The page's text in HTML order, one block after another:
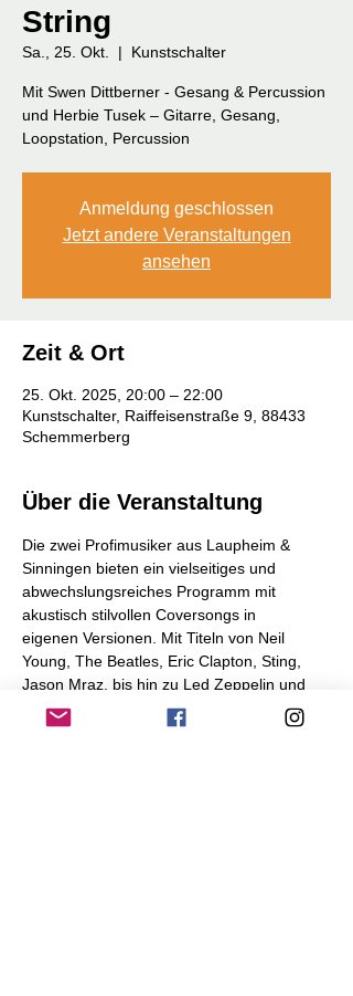
String
Sa., 25. Okt.
  |
Kunstschalter
Mit Swen Dittberner - Gesang & Percussion
und Herbie Tusek – Gitarre, Gesang,
Loopstation, Percussion
Anmeldung geschlossen
Jetzt andere Veranstaltungen
ansehen
Zeit & Ort
25. Okt. 2025, 20:00 – 22:00
Kunstschalter, Raiffeisenstraße 9, 88433
Schemmerberg
Über die Veranstaltung
Die zwei Profimusiker aus Laupheim &
Sinningen bieten ein vielseitiges und
abwechslungsreiches Programm mit
akustisch stilvollen Coversongs in
eigenen Versionen. Mit Titeln von Neil
Young, The Beatles, Eric Clapton, Sting,
Jason Mraz, bis hin zu Led Zeppelin und
anderen namhaften Künstlern, versprechen
sie eine musikalisch anspruchsvolle